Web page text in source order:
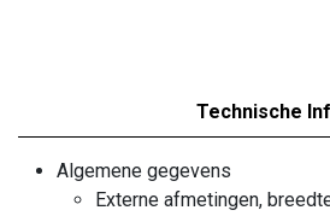
Technische
Algemene gegevens
Externe afmetingen,